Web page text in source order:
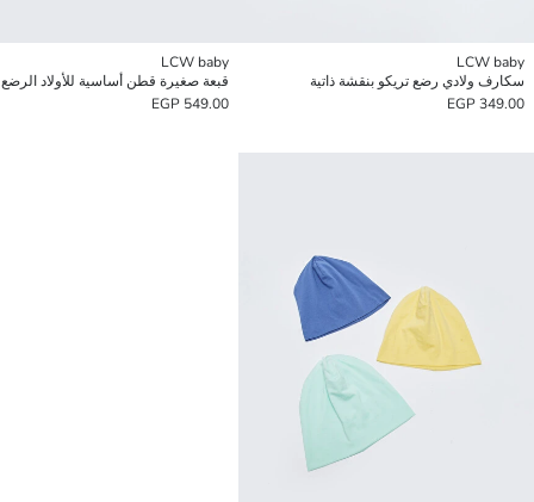
LCW baby
سكارف ولادي رضع تريكو بنقشة ذاتية
349.00 EGP
LCW baby
549.00 EGP